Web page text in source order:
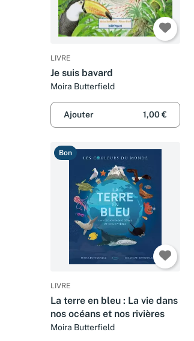
LIVRE
Je suis bavard
Moira Butterfield
Ajouter 1,00 €
Bon
LIVRE
La terre en bleu : La vie dans
nos océans et nos rivières
Moira Butterfield